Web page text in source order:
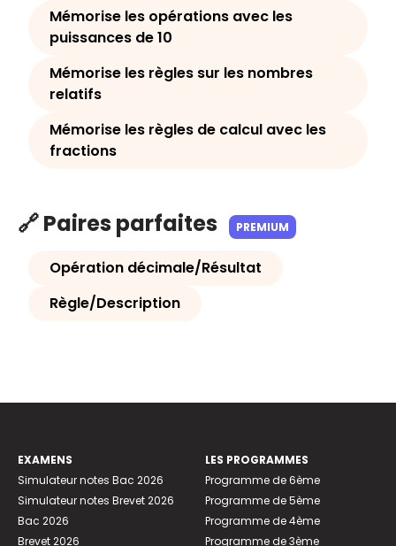
Mémorise les opérations avec les
puissances de 10
Mémorise les règles sur les nombres
relatifs
Mémorise les règles de calcul avec les
fractions
🔗 Paires parfaites PREMIUM
Opération décimale/Résultat
Règle/Description
EXAMENS
Simulateur notes Bac 2026
Simulateur notes Brevet 2026
Bac 2026
Brevet 2026
LES PROGRAMMES
Programme de 6ème
Programme de 5ème
Programme de 4ème
Programme de 3ème